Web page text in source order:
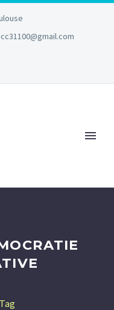
Tag